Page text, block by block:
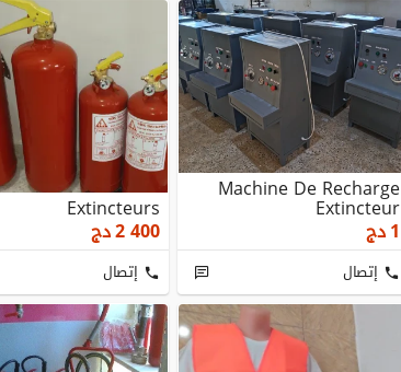
Machine De Recharge
Extincteur
1دج
إتصال
Extincteurs
2 400دج
إتصال